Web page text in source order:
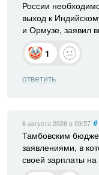
России
выход к
и Ормузе, заявил
1
ответить
6 августа 2026 в 09:57 #
Тамбовским
заявлениями, в
своей зарплаты